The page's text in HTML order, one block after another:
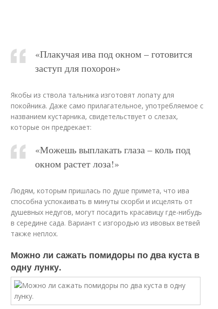
«Плакучая ива под окном – готовится
заступ для похорон»
Якобы из ствола тальника изготовят лопату для
покойника. Даже само прилагательное, употребляемое с
названием кустарника, свидетельствует о слезах,
которые он предрекает:
«Можешь выплакать глаза – коль под
окном растет лоза!»
Людям, которым пришлась по душе примета, что ива
способна успокаивать в минуты скорби и исцелять от
душевных недугов, могут посадить красавицу где-нибудь
в середине сада. Вариант с изгородью из ивовых ветвей
также неплох.
Можно ли сажать помидоры по два куста в
одну лунку.